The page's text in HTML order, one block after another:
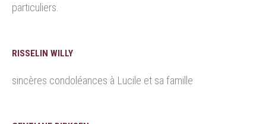
particuliers.
RISSELIN WILLY
sincères condoléances à Lucile et sa famille